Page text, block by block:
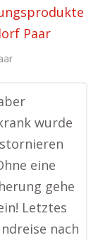
Paar
wurde
eine
gehe
Letztes
nach